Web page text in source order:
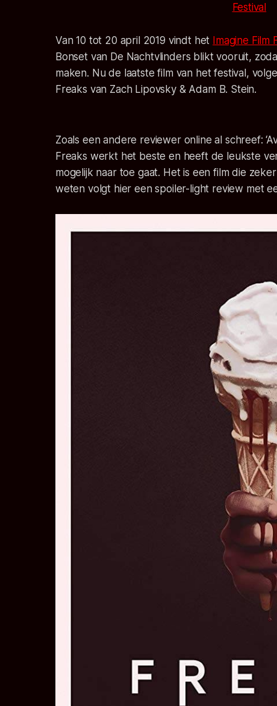
Van 10 tot 20 april 2019 vindt het Imagine Film
Bonset van De Nachtvlinders blikt vooruit,
maken. Nu de laatste film van het festival,
Freaks van Zach Lipovsky & Adam B. Stein.
Zoals een andere reviewer online al schreef:
Freaks werkt het beste en heeft de leukste
mogelijk naar toe gaat. Het is een film die
weten volgt hier een spoiler-light review met